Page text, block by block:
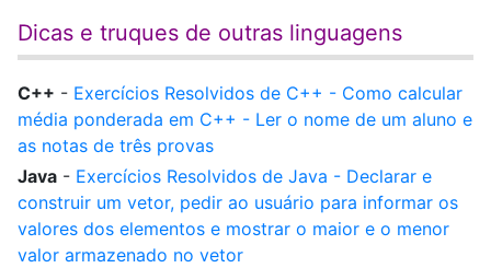
Dicas e truques de outras linguagens
C++ - Exercícios Resolvidos de C++ - Como calcular
média ponderada em C++ - Ler o nome de um aluno e
as notas de três provas
Java - Exercícios Resolvidos de Java - Declarar e
construir um vetor, pedir ao usuário para informar os
valores dos elementos e mostrar o maior e o menor
valor armazenado no vetor